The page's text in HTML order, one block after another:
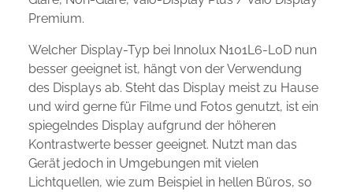
Premium.
Welcher Display-Typ bei Innolux N101L6-L0D nun
besser geeignet ist, hängt von der Verwendung
des Displays ab. Steht das Display meist zu Hause
und wird gerne für Filme und Fotos genutzt, ist ein
spiegelndes Display aufgrund der höheren
Kontrastwerte besser geeignet. Nutzt man das
Gerät jedoch in Umgebungen mit vielen
Lichtquellen, wie zum Beispiel in hellen Büros, so